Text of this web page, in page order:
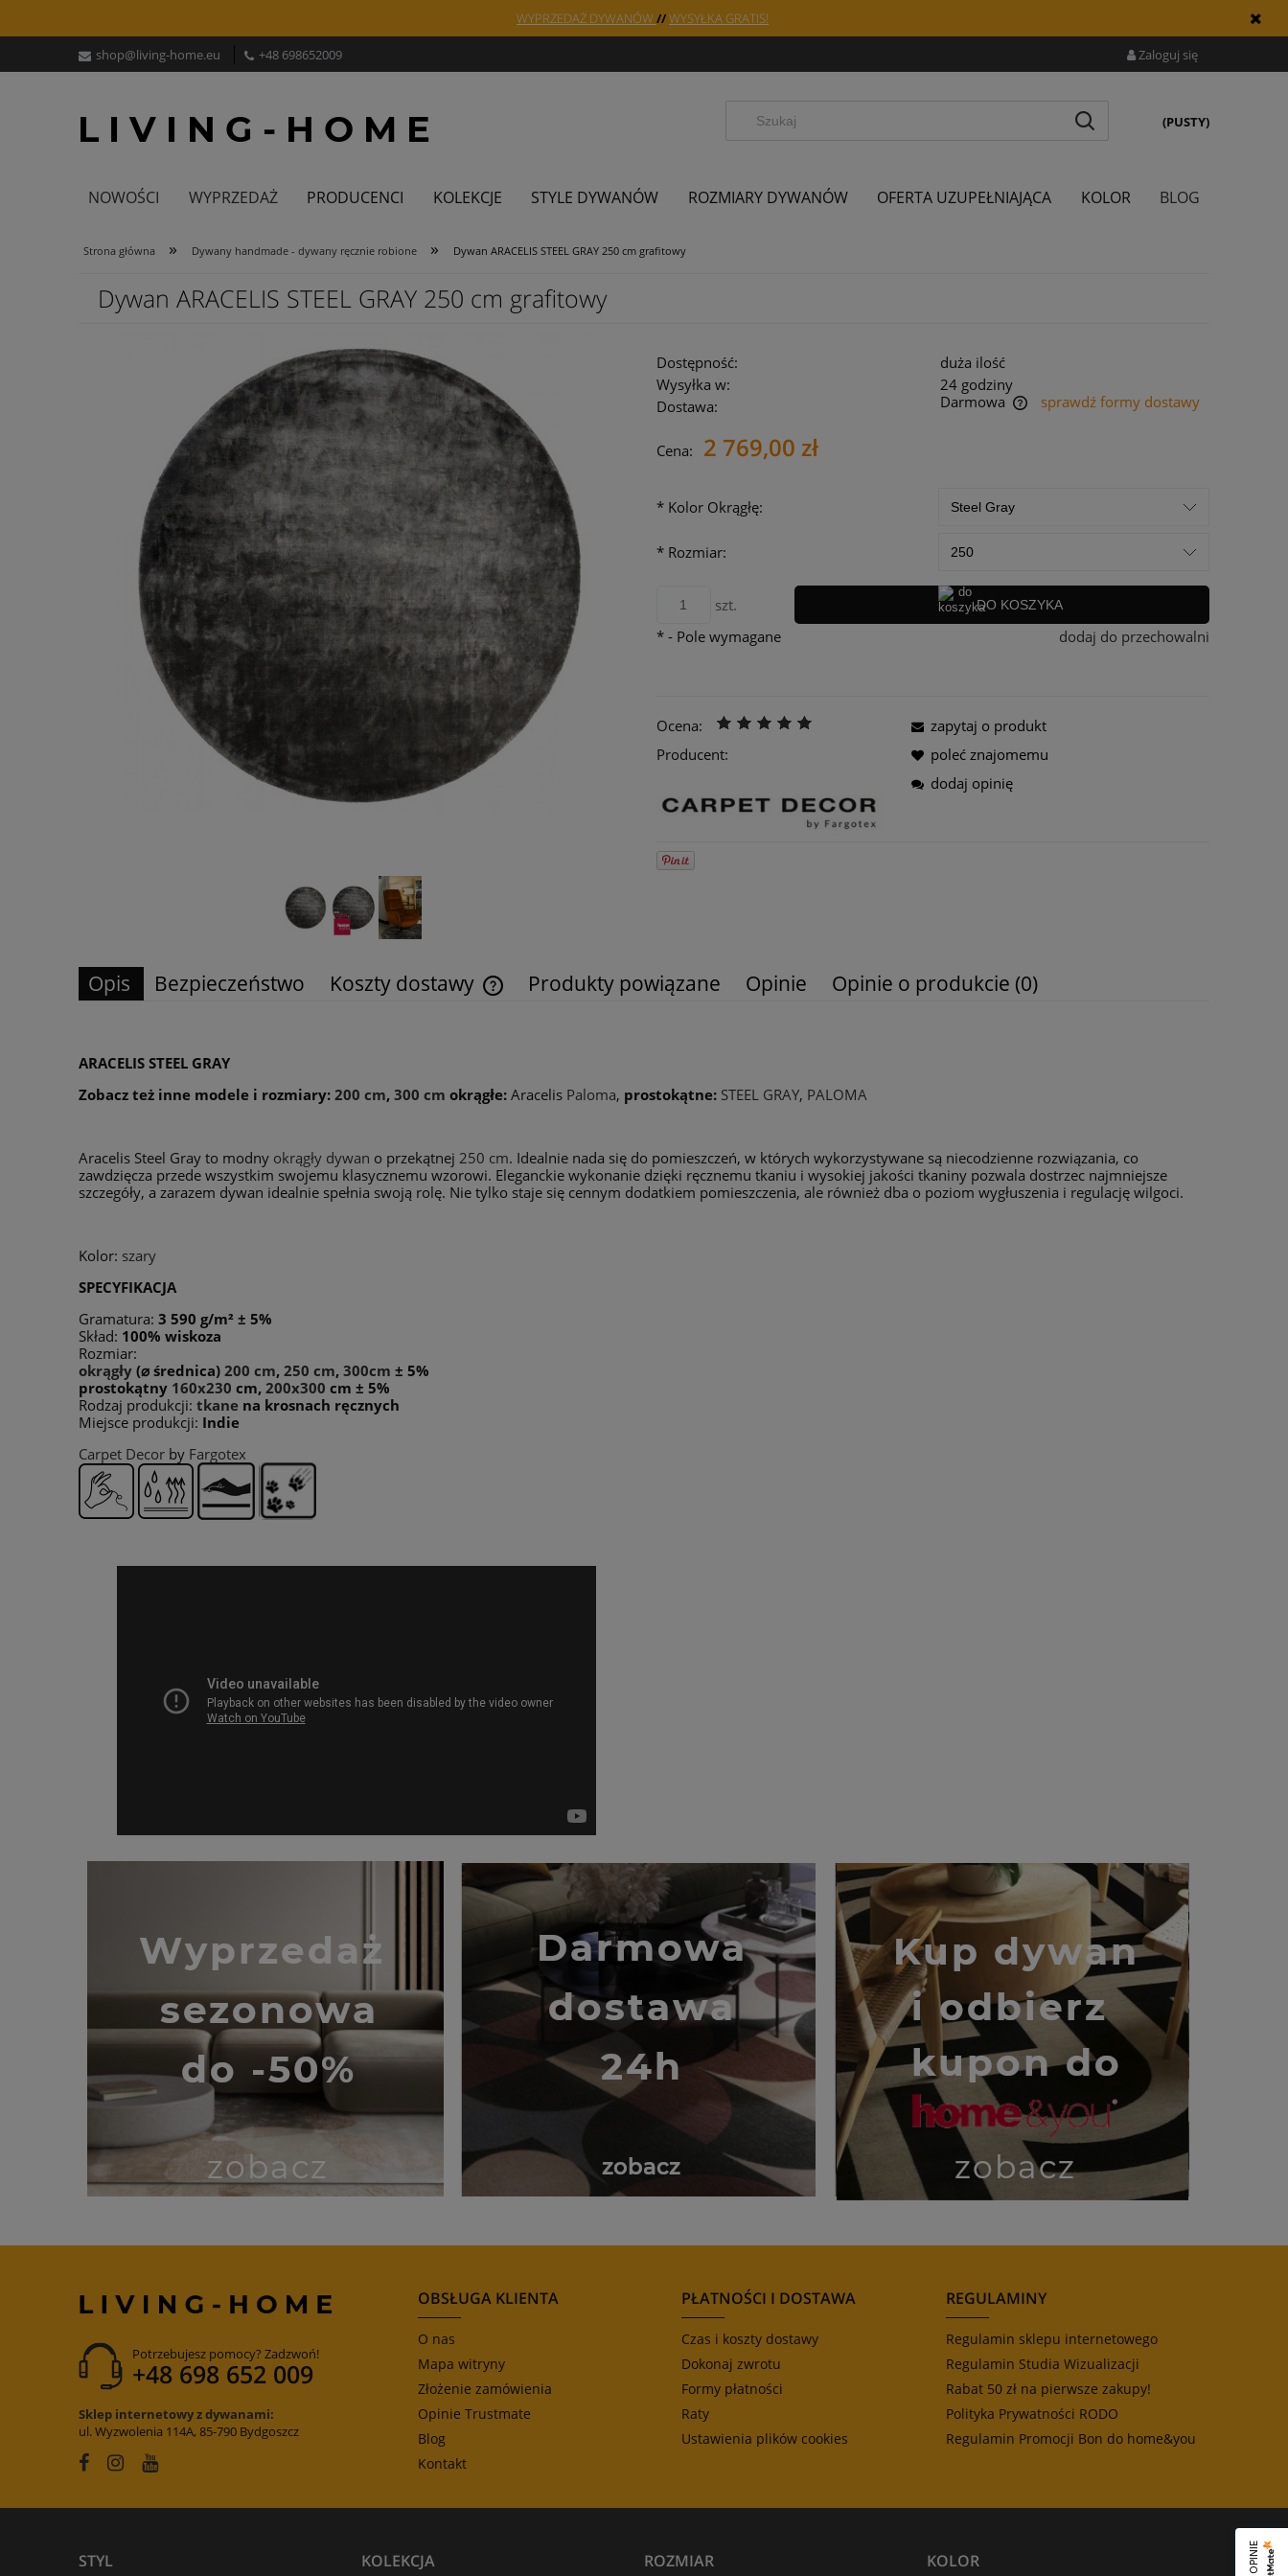
WYPRZEDAŻ DYWANÓW //WYSYŁKA GRATIS!
shop@living-home.eu +48 698652009 Zaloguj się
(PUSTY)
NOWOŚCI WYPRZEDAŻ PRODUCENCI KOLEKCJE STYLE DYWANÓW ROZMIARY DYWANÓW OFERTA UZUPEŁNIAJĄCA KOLOR BLOG
Strona główna » Dywany handmade - dywany ręcznie robione » Dywan ARACELIS STEEL GRAY 250 cm grafitowy
Dywan ARACELIS STEEL GRAY 250 cm grafitowy
Dostępność:
duża ilość
Wysyłka w:
24 godziny
Dostawa:
Darmowa
Cena nie zawiera ewentualnych kosztów
płatności
sprawdź formy dostawy
Cena: 2 769,00 zł
*Kolor Okrągłę:
*Rozmiar:
szt. DO KOSZYKA
dodaj do przechowalni
*- Pole wymagane
Ocena:
Producent:
zapytaj o produkt
poleć znajomemu
dodaj opinię
Opis Bezpieczeństwo Koszty dostawy Produkty powiązane Opinie Opinie o produkcie (0)
ARACELIS STEEL GRAY
Zobacz też inne modele i rozmiary: 200 cm, 300 cm okrągłe: Aracelis Paloma, prostokątne: STEEL GRAY, PALOMA
Aracelis Steel Gray to modny okrągły dywan o przekątnej 250 cm. Idealnie nada się do pomieszczeń, w których wykorzystywane są niecodzienne rozwiązania, co
zawdzięcza przede wszystkim swojemu klasycznemu wzorowi. Eleganckie wykonanie dzięki ręcznemu tkaniu i wysokiej jakości tkaniny pozwala dostrzec najmniejsze
szczegóły, a zarazem dywan idealnie spełnia swoją rolę. Nie tylko staje się cennym dodatkiem pomieszczenia, ale również dba o poziom wygłuszenia i regulację wilgoci.
Kolor: szary
SPECYFIKACJA
Gramatura: 3 590 g/m² ± 5%
Skład: 100% wiskoza
Rozmiar:
okrągły (⌀ średnica) 200 cm, 250 cm, 300cm ± 5%
prostokątny 160x230 cm, 200x300 cm ± 5%
Rodzaj produkcji: tkane na krosnach ręcznych
Miejsce produkcji: Indie
Carpet Decor by Fargotex
Potrzebujesz pomocy? Zadzwoń!
+48 698 652 009
Sklep internetowy z dywanami:
ul. Wyzwolenia 114A, 85-790 Bydgoszcz
OBSŁUGA KLIENTA
O nas
Mapa witryny
Złożenie zamówienia
Opinie Trustmate
Blog
Kontakt
PŁATNOŚCI I DOSTAWA
Czas i koszty dostawy
Dokonaj zwrotu
Formy płatności
Raty
Ustawienia plików cookies
REGULAMINY
Regulamin sklepu internetowego
Regulamin Studia Wizualizacji
Rabat 50 zł na pierwsze zakupy!
Polityka Prywatności RODO
Regulamin Promocji Bon do home&you
STYL KOLEKCJA ROZMIAR KOLOR